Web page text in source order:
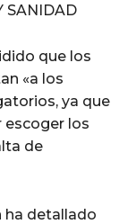
SANIDAD
que los
«a los
ya que
los
de
ha detallado